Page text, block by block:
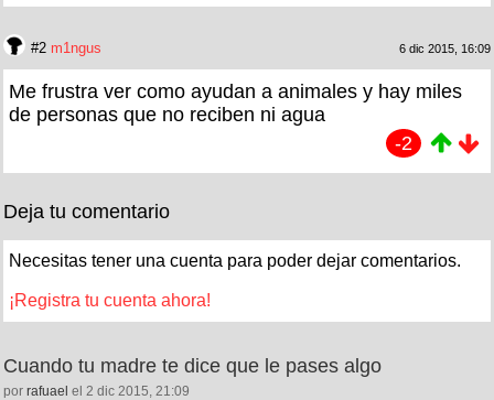
#2 m1ngus 6 dic 2015, 16:09
Me frustra ver como ayudan a animales y hay miles
de personas que no reciben ni agua
-2
Deja tu comentario
Necesitas tener una cuenta para poder dejar comentarios.
¡Registra tu cuenta ahora!
Cuando tu madre te dice que le pases algo
por rafuael el 2 dic 2015, 21:09